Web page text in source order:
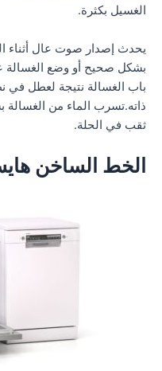
الغسيل بكثرة.
يحدث إصدار صوت عال أثناء
بشكل صحيح أو وضع
باب الغسالة نتيجة لعطل في
ذاته.تسرب الماء من
ثقب في الحلة.
الخط الساخن